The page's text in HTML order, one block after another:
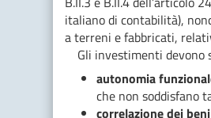
italiano di contabilità),
a terreni e fabbricati,
Gli investimenti devono
autonomia
che non soddisfano
correlazione dei beni